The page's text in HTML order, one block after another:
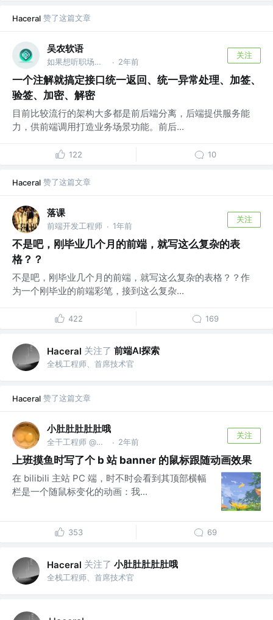
Haceral 赞了这篇文章
吴农软语
如果想听职场故事，关注【TheTenderWhispers】个人公众号 · 2年前
关注
一个注解就搞定接口统一返回、统一异常处理、加签、
验签、加密、解密
目前比较流行的架构大多都是前后端分离，后端提供服务能
力，供前端调用打造业务场景功能。前后...
122 10
Haceral 赞了这篇文章
落课
前端开发工程师 · 1年前
关注
不是吧，刚毕业几个月的前端，就写这么复杂的表
格？？
不是吧，刚毕业几个月的前端，就写这么复杂的表格？？作
为一个刚毕业的前端彩笔，接到这么复杂...
422 169
Haceral 关注了 前端AI探索
全栈工程师、首席技术官
Haceral 赞了这篇文章
小肚肚肚肚肚哦
全干工程师 @阿巴阿巴 · 2年前
关注
上班摸鱼时写了个 b 站 banner 的鼠标跟随动画效果
在 bilibili 主站 PC 端，时不时会看到其顶部横幅
栏是一个随鼠标变化的动画：我...
353 69
Haceral 关注了 小肚肚肚肚肚哦
全栈工程师、首席技术官